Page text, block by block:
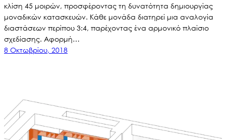
κλίση 45 μοιρών, προσφέροντας τη δυνατότητα δημιουργίας
μοναδικών κατασκευών. Κάθε μονάδα διατηρεί μια αναλογία
διαστάσεων περίπου 3:4, παρέχοντας ένα αρμονικό πλαίσιο
σχεδίασης. Αφορμή…
8 Οκτωβρίου, 2018